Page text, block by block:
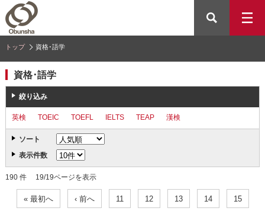
トップ 資格･語学
資格･語学
絞り込み
英検 TOEIC TOEFL IELTS TEAP 漢検
ソート
表示件数
190 件 19/19ページを表示
« 最初へ ‹ 前へ 11 12 13 14 15